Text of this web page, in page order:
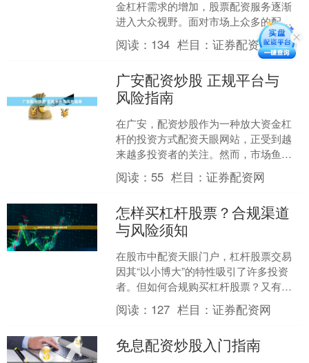
金杠杆需求的增加，股票配资服务逐渐
进入大众视野。面对市场上众多的配资
公司，许多投资者不禁要问：**辽阳股票
配资公司哪家好？**....
阅读： 134 栏目：证券配资网
广安配资炒股 正规平台与
风险指南
在广安，配资炒股作为一种放大资金杠
杆的投资方式配资天眼网站，正受到越
来越多投资者的关注。然而，市场鱼龙
混杂，如何识别正规平台、规避潜在风
险，成为每位股民必须掌握....
阅读： 55 栏目：证券配资网
怎样买杠杆股票？合规渠道
与风险须知
在股市中配资天眼门户，杠杆股票交易
因其“以小博大”的特性吸引了许多投资
者。但如何合规购买杠杆股票？又有哪
些风险需要警惕？本文将为你详细解
析。 ## 一、什么是杠....
阅读： 127 栏目：证券配资网
免息配资炒股入门指南